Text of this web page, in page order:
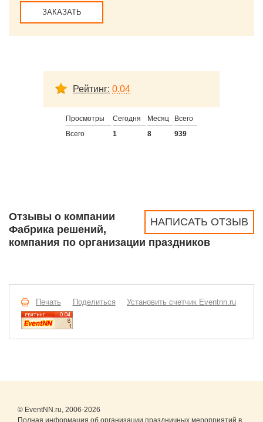
ЗАКАЗАТЬ
Рейтинг: 0.04
Просмотры Сегодня Месяц
Всего
Всего
1 8 939
НАПИСАТЬ ОТЗЫВ
Отзывы о компании
Фабрика решений,
компания по организации праздников
Печать Поделиться Установить счетчик Eventnn.ru
© EventNN.ru, 2006-2026
Полная информация об организации праздничных мероприятий в